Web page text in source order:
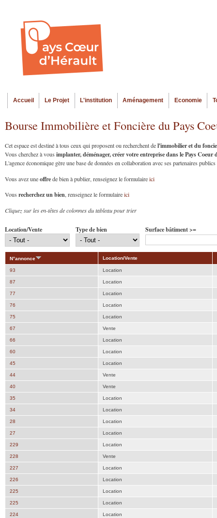
Menu principal
Accueil Le Projet L'institution Aménagement Economie
Bourse Immobilière et Foncière du Pays
Cet espace est destiné à tous ceux qui proposent ou recherchent del'immobilier et du
Vous cherchez à vous implanter, déménager, créer votre entreprise dans le Pays
L'agence économique gère une base de données en collaboration avec ses partenaires
Vous avez uneoffrede bien à publier, renseignez le formulaireici
Vous recherchez un bien, renseignez le formulaireici
Cliquez sur les en-têtes de colonnes du tableau pour trier
Location/Vente Type de bien Surface bâtiment >=
N°annonce Location/Vente
93 Location
87 Location
77 Location
76 Location
75 Location
67 Vente
66 Location
60 Location
45 Location
44 Vente
40 Vente
35 Location
34 Location
28 Location
27 Location
229 Location
228 Vente
227 Location
226 Location
225 Location
225 Location
224 Location